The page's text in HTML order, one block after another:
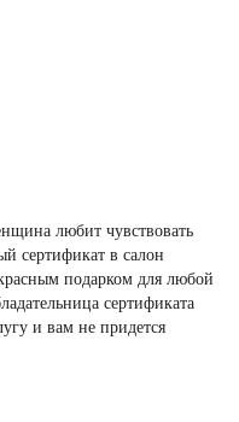
любит чувствовать
сертификат в салон
подарком для любой
сертификата
и вам не придется